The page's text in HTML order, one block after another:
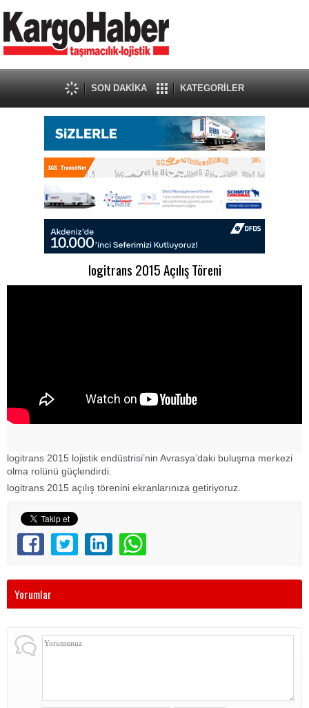
SON DAKİKA KATEGORİLER
logitrans 2015 Açılış Töreni
logitrans 2015 lojistik endüstrisi’nin Avrasya’daki buluşma merkezi
olma rolünü güçlendirdi.
logitrans 2015 açılış törenini ekranlarınıza getiriyoruz.
Yorumlar